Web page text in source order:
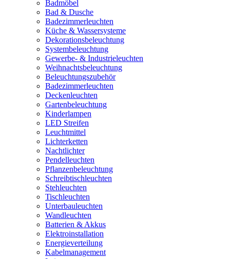
Badmöbel
Bad & Dusche
Badezimmerleuchten
Küche & Wassersysteme
Dekorationsbeleuchtung
Systembeleuchtung
Gewerbe- & Industrieleuchten
Weihnachtsbeleuchtung
Beleuchtungszubehör
Badezimmerleuchten
Deckenleuchten
Gartenbeleuchtung
Kinderlampen
LED Streifen
Leuchtmittel
Lichterketten
Nachtlichter
Pendelleuchten
Pflanzenbeleuchtung
Schreibtischleuchten
Stehleuchten
Tischleuchten
Unterbauleuchten
Wandleuchten
Batterien & Akkus
Elektroinstallation
Energieverteilung
Kabelmanagement